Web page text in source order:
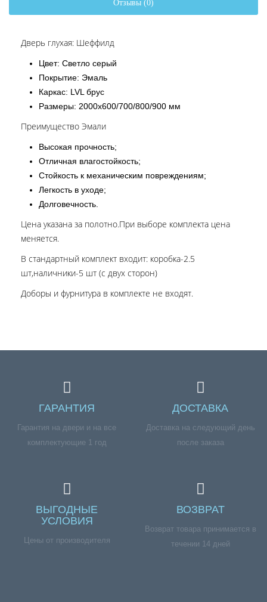
Отзывы (0)
Дверь глухая: Шеффилд
Цвет: Светло серый
Покрытие: Эмаль
Каркас: LVL брус
Размеры: 2000х600/700/800/900 мм
Преимущество Эмали
Высокая прочность;
Отличная влагостойкость;
Стойкость к механическим повреждениям;
Легкость в уходе;
Долговечность.
Цена указана за полотно.При выборе комплекта цена
меняется.
В стандартный комплект входит: коробка-2.5
шт,наличники-5 шт (с двух сторон)
Доборы и фурнитура в комплекте не входят.
ГАРАНТИЯ
Гарантия на двери и на все
комплектующие 1 год
ДОСТАВКА
Доставка на следующий день
после заказа
ВЫГОДНЫЕ
УСЛОВИЯ
Цены от производителя
ВОЗВРАТ
Возврат товара принимается в
течении 14 дней